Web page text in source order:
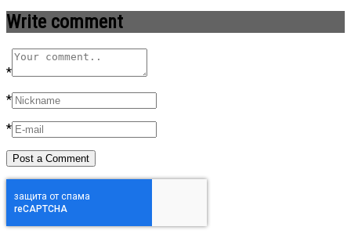
Write comment
*
*
*